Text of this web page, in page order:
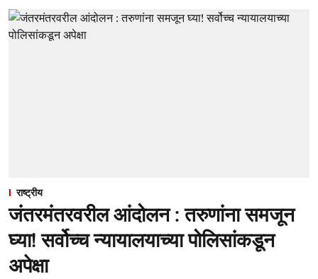
राष्ट्रीय
जंतरमंतरवरील आंदोलन : तरुणांना समजून
घ्या! सर्वोच्च न्यायालयाच्या पोलिसांकडून
अपेक्षा